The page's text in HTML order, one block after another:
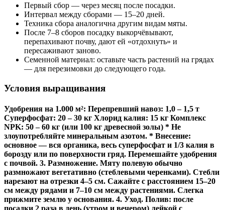
Первый сбор — через месяц после посадки.
Интервал между сборами — 15–20 дней.
Техника сбора аналогична другим видам мяты.
После 7–8 сборов посадку выкорчёвывают,
перепахивают почву, дают ей «отдохнуть» и
пересаживают заново.
Семенной материал: оставьте часть растений на грядах
— для перезимовки до следующего года.
Условия выращивания
Удобрения на 1.000 м²: Перепревший навоз: 1,0 – 1,5 т
Суперфосфат: 20 – 30 кг Хлорид калия: 15 кг Комплекс
NPK: 50 – 60 кг (или 100 кг древесной золы) * Не
злоупотребляйте минеральным азотом. * Внесение:
основное — вся органика, весь суперфосфат и 1/3 калия в
борозду или по поверхности гряд. Перемешайте удобрения
с почвой. 3. Размножение. Мяту полевую обычно
размножают вегетативно (стеблевыми черенками). Стебли
нарезают на отрезки 4–5 см. Сажайте с расстоянием 15–20
см между рядами и 7–10 см между растениями. Слегка
прижмите землю у основания. 4. Уход. Полив: после
посадки 2 раза в день (утром и вечером) лейкой с